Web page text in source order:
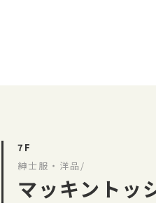
7F
紳士服・洋品/
マッキントッ